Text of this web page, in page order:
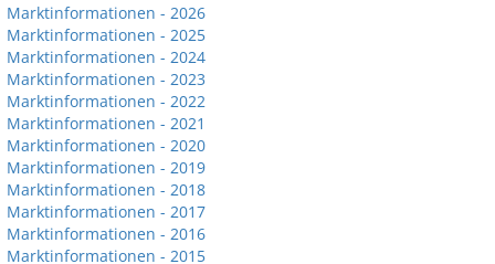
Marktinformationen - 2026
Marktinformationen - 2025
Marktinformationen - 2024
Marktinformationen - 2023
Marktinformationen - 2022
Marktinformationen - 2021
Marktinformationen - 2020
Marktinformationen - 2019
Marktinformationen - 2018
Marktinformationen - 2017
Marktinformationen - 2016
Marktinformationen - 2015